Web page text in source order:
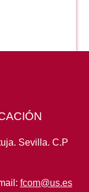
Sevilla. C.P
fcom@us.es